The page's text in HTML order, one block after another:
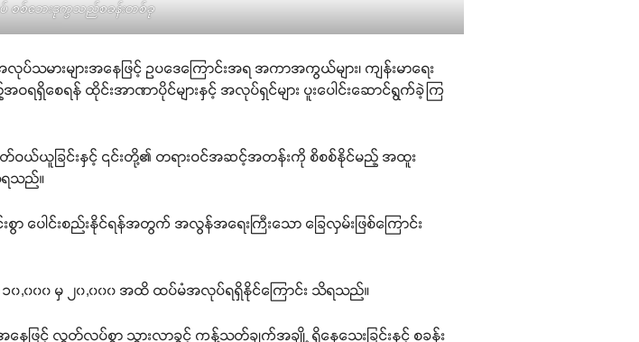
ပ် စစ်ဘေးဒုက္ခသည်စခန်းတစ်ခု
များအနေဖြင့် ဥပဒေကြောင်းအရ အကာအကွယ်များ၊ ကျန်းမာရေး
ရရှိစေရန် ထိုင်းအာဏာပိုင်များနှင့် အလုပ်ရှင်များ ပူးပေါင်းဆောင်ရွက်ခဲ့ကြ
တ်ဝယ်ယူခြင်းနှင့် ၎င်းတို့၏ တရားဝင်အဆင့်အတန်းကို စိစစ်နိုင်မည့် အထူး
ရသည်။
ပေါင်းစည်းနိုင်ရန်အတွက် အလွန်အရေးကြီးသော ခြေလှမ်းဖြစ်ကြောင်း
၀,၀၀၀ မှ ၂၀,၀၀၀ အထိ ထပ်မံအလုပ်ရရှိနိုင်ကြောင်း သိရသည်။
နေဖြင့် လွတ်လပ်စွာ သွားလာခွင့် ကန့်သတ်ချက်အချို့ ရှိနေသေးခြင်းနှင့် စခန်း